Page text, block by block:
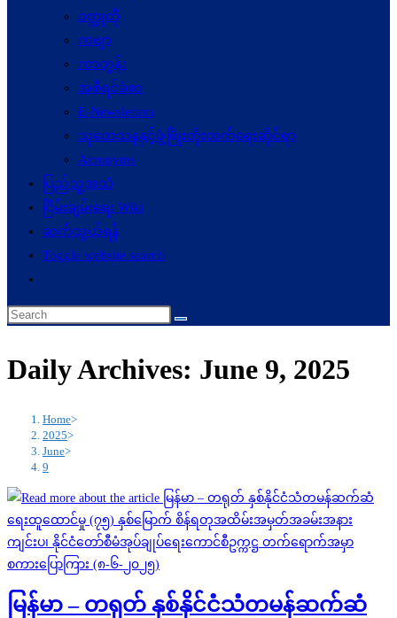
ဝတ္ထုတို
ကဗျာ
ကာတွန်း
အစီရင်ခံစာ
E-Newsletters
သုတေသနနှင့်ဖွံ့ဖြိုးတိုးတက်ရေးဆိုင်ရာ
Acronyms
ပြည်သူ့အသံ
ငြိမ်းချမ်းရေး Wiki
ဆက်သွယ်ရန်
Toggle website search
Daily Archives: June 9, 2025
Home>
2025>
June>
9
မြန်မာ – တရုတ် နှစ်နိုင်ငံသံတမန်ဆက်ဆံ